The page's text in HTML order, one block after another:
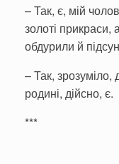
– Так, є, мій
золоті
обдурили й
– Так,
родині, дійсно, є.
***